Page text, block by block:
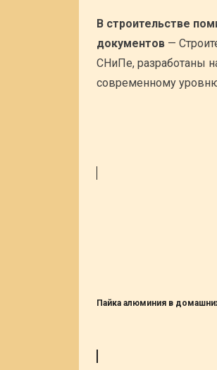
В строительстве
документов —
СНиПе, разработаны
современному уровню
Пайка алюминия в